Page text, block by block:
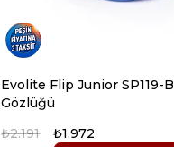
Evolite Flip Junior SP119-
Gözlüğü
₺1.972
₺2.191